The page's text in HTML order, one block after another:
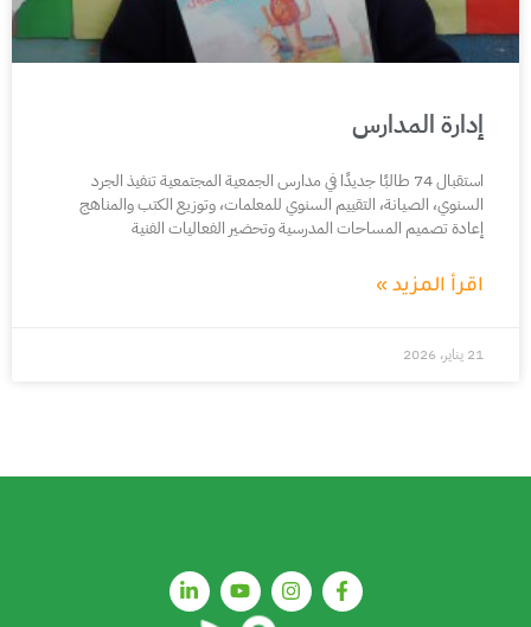
إدارة المدارس
استقبال 74 طالبًا جديدًا في مدارس الجمعية المجتمعية تنفيذ الجرد
السنوي، الصيانة، التقييم السنوي للمعلمات، وتوزيع الكتب والمناهج
إعادة تصميم المساحات المدرسية وتحضير الفعاليات الفنية
اقرأ المزيد »
21 يناير، 2026